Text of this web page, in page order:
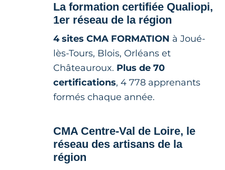
La formation certifiée Qualiopi,
1er réseau de la région
4 sites CMA FORMATION à Joué-
lès-Tours, Blois, Orléans et
Châteauroux. Plus de 70
certifications, 4 778 apprenants
formés chaque année.
CMA Centre-Val de Loire, le
réseau des artisans de la
région